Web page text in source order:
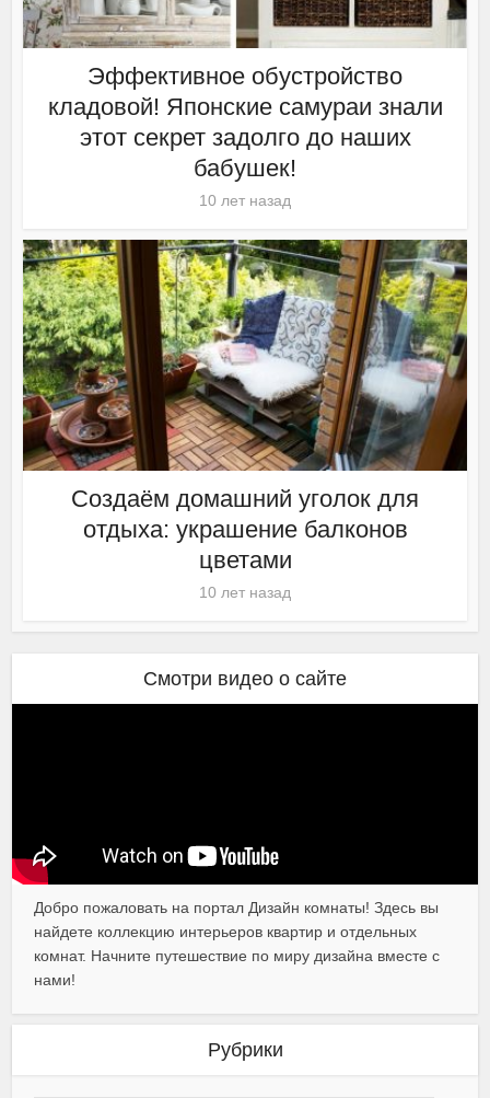
Эффективное обустройство
кладовой! Японские самураи знали
этот секрет задолго до наших
бабушек!
10 лет назад
Создаём домашний уголок для
отдыха: украшение балконов
цветами
10 лет назад
Смотри видео о сайте
Добро пожаловать на портал Дизайн комнаты! Здесь вы
найдете коллекцию интерьеров квартир и отдельных
комнат. Начните путешествие по миру дизайна вместе с
нами!
Рубрики